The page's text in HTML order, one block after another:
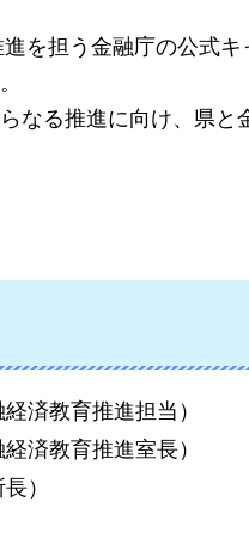
を担う金融庁の公式キ
なる推進に向け、県と
済教育推進担当）
経済教育推進室長）
長）